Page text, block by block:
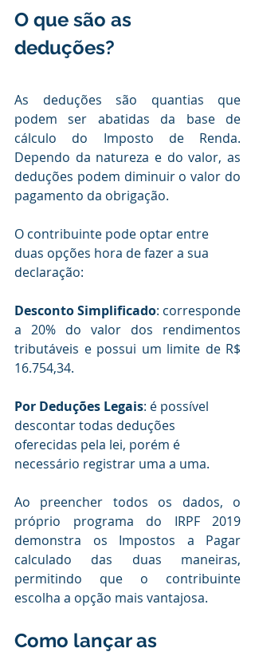
O que são as
deduções?
As deduções são quantias que
podem ser abatidas da base de
cálculo do Imposto de Renda.
Dependo da natureza e do valor, as
deduções podem diminuir o valor do
pagamento da obrigação.
O contribuinte pode optar entre
duas opções hora de fazer a sua
declaração:
Desconto Simplificado: corresponde
a 20% do valor dos rendimentos
tributáveis e possui um limite de R$
16.754,34.
Por Deduções Legais: é possível
descontar todas deduções
oferecidas pela lei, porém é
necessário registrar uma a uma.
Ao preencher todos os dados, o
próprio programa do IRPF 2019
demonstra os Impostos a Pagar
calculado das duas maneiras,
permitindo que o contribuinte
escolha a opção mais vantajosa.
Como lançar as